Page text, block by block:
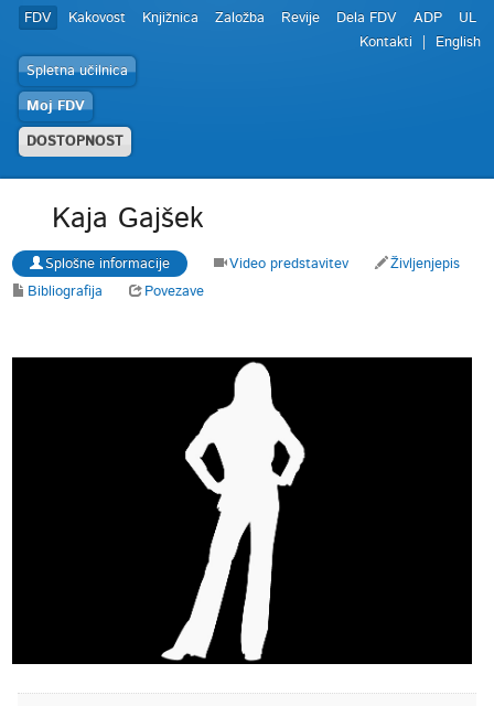
FDV Kakovost Knjižnica Založba Revije Dela FDV ADP
UL
Kontakti
English
Spletna učilnica
Moj FDV
DOSTOPNOST
Kaja Gajšek
Splošne informacije Video predstavitev
Življenjepis
Bibliografija
Povezave